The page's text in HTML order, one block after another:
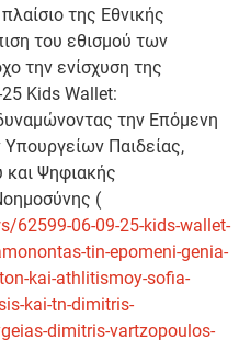
της Εθνικής
του εθισμού των
την ενίσχυση της
Kids Wallet:
την Επόμενη
Υπουργείων Παιδείας,
Ψηφιακής
(
62599-06-09-25-kids-wallet-
tin-epomeni-genia-
kai-athlitismoy-sofia-
kai-tn-dimitris-
dimitris-vartzopoulos-